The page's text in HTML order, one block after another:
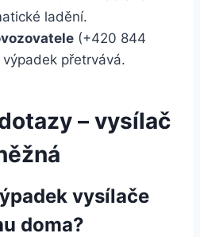
ladění.
(+420 844
přetrvává.
– vysílač
vysílače
doma?